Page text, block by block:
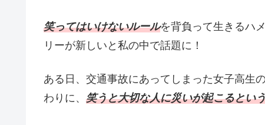
笑ってはいけないルールを背負って生きるハ
リーが新しいと私の中で話題に！
ある日、交通事故にあってしまった女子高生
わりに、 笑うと大切な人に災いが起こるとい